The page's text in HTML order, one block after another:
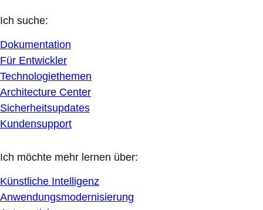
Ich suche:
Dokumentation
Für Entwickler
Technologiethemen
Architecture Center
Sicherheitsupdates
Kundensupport
Ich möchte mehr lernen über:
Künstliche Intelligenz
Anwendungsmodernisierung